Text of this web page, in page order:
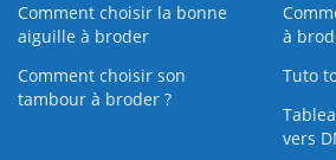
Comment choisir la bonne
aiguille à broder
à
Comment choisir son
tambour à broder ?
Tuto
vers